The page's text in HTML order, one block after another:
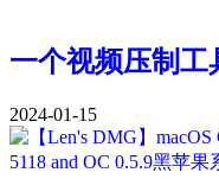
一个视频压制工
2024-01-15